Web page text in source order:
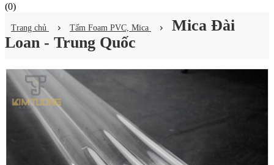
(0)
Trang chủ Tấm Foam PVC, Mica
Mica Đài
Loan - Trung Quốc